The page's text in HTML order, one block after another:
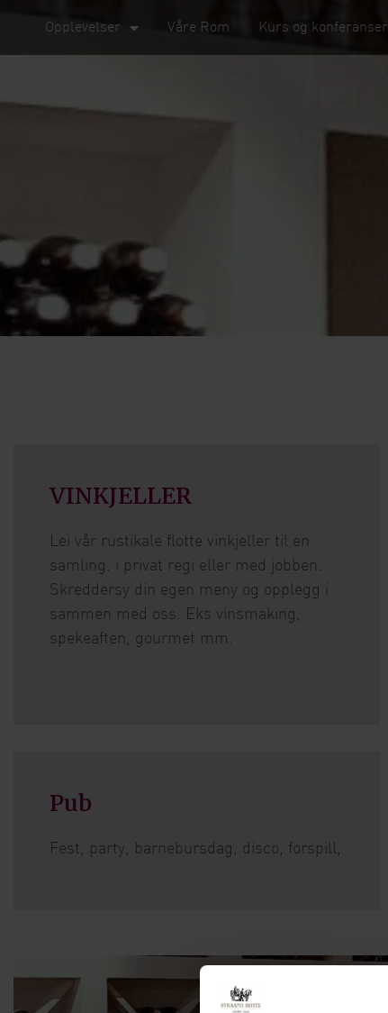
Opplevelser Våre Rom Kurs og konferanser
VINKJELLER
Lei vår rustikale flotte vinkjeller til en
samling. i privat regi eller med jobben.
Skreddersy din egen meny og opplegg i
sammen med oss. Eks vinsmaking,
spekeaften, gourmet mm.
Pub
Fest, party, barnebursdag, disco, forspill,